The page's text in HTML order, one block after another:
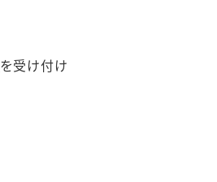
を受け付け